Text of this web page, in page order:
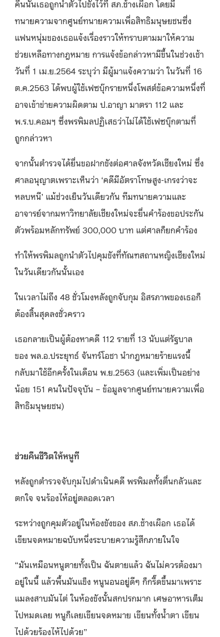
คืนนั้นเธอถูกนำตัวไปขังไว้ที่ สภ.ช้างเผือก โดยมี
ทนายความจากศูนย์ทนายความเพื่อสิทธิมนุษยชนซึ่ง
แฟนหนุ่มของเธอแจ้งเรื่องราวให้ทราบตามมาให้ความ
ช่วยเหลือทางกฎหมาย การแจ้งข้อกล่าวหามีขึ้นในช่วงเช้า
วันที่ 1 เม.ย.2564 ระบุว่า มีผู้มาแจ้งความว่า ในวันที่ 16
ต.ค.2563 ได้พบผู้ใช้เฟซบุ๊กรายหนึ่งโพสต์ข้อความหนึ่งที่
อาจเข้าข่ายความผิดตาม ป.อาญา มาตรา 112 และ
พ.ร.บ.คอมฯ ซึ่งพรพิมลปฏิเสธว่าไม่ได้ใช้เฟซบุ๊กตามที่
ถูกกล่าวหา
จากนั้นตำรวจได้ยื่นขอฝากขังต่อศาลจังหวัดเชียงใหม่ ซึ่ง
ศาลอนุญาตเพราะเห็นว่า ‘คดีมีอัตราโทษสูง-เกรงว่าจะ
หลบหนี’ แม้ช่วงเย็นวันเดียวกัน ทีมทนายความและ
อาจารย์จากมหาวิทยาลัยเชียงใหม่จะยื่นคำร้องขอประกัน
ตัวพร้อมหลักทรัพย์ 300,000 บาท แต่ศาลก็ยกคำร้อง
ทำให้พรพิมลถูกนำตัวไปคุมขังที่ทัณฑสถานหญิงเชียงใหม่
ในวันเดียวกันนั้นเอง
ในเวลาไม่ถึง 48 ชั่วโมงหลังถูกจับกุม อิสรภาพของเธอก็
ต้องสิ้นสุดลงชั่วคราว
เธอกลายเป็นผู้ต้องหาคดี 112 รายที่ 13 นับแต่รัฐบาล
ของ พล.อ.ประยุทธ์ จันทร์โอชา นำกฎหมายร้ายแรงนี้
กลับมาใช้อีกครั้งในเดือน พ.ย.2563 (และเพิ่มเป็นอย่าง
น้อย 151 คนในปัจจุบัน – ข้อมูลจากศูนย์ทนายความเพื่อ
สิทธิมนุษยชน)
ช่วยคืนชีวิตให้หนูที
หลังถูกตำรวจจับกุมไปดำเนินคดี พรพิมลทั้งตื่นกลัวและ
ตกใจ จนร้องไห้อยู่ตลอดเวลา
ระหว่างถูกคุมตัวอยู่ในห้องขังของ สภ.ช้างเผือก เธอได้
เขียนจดหมายฉบับหนึ่งระบายความรู้สึกภายในใจ
“มันเหมือนหนูตายทั้งเป็น ฉันตายแล้ว ฉันไม่ควรต้องมา
อยู่ในนี้ แล้วพื้นมันแข็ง หนูนอนอยู่ดีๆ ก็กรี๊ดขึ้นมาเพราะ
แมลงสาบมันไต่ ในห้องขังนั้นสกปรกมาก เศษอาหารเต็ม
ไปหมดเลย หนูก็เลยเขียนจดหมาย เขียนทั้งน้ำตา เขียน
ไปด้วยร้องไห้ไปด้วย”